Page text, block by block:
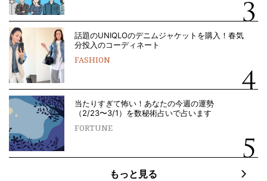
話題のUNIQLOのデニムジャケットを購入！春気
分投入のコーディネート
FASHION
当たりすぎて怖い！あなたの今週の運勢
（2/23〜3/1）を数秘術占いで占います
FORTUNE
もっと見る